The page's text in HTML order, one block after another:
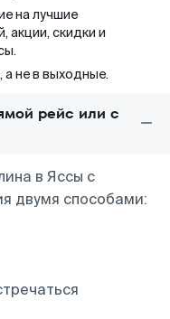
на лучшие
акции, скидки и
а не в выходные.
рейс или с
в Яссы с
двумя способами: